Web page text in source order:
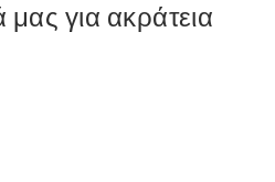
μας για ακράτεια